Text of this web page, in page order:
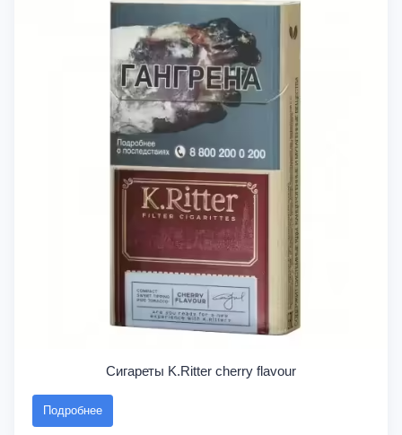
Сигареты K.Ritter cherry flavour
Подробнее